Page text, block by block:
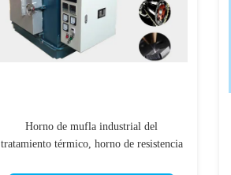
Horno de mufla industrial del
tratamiento térmico, horno de resistencia